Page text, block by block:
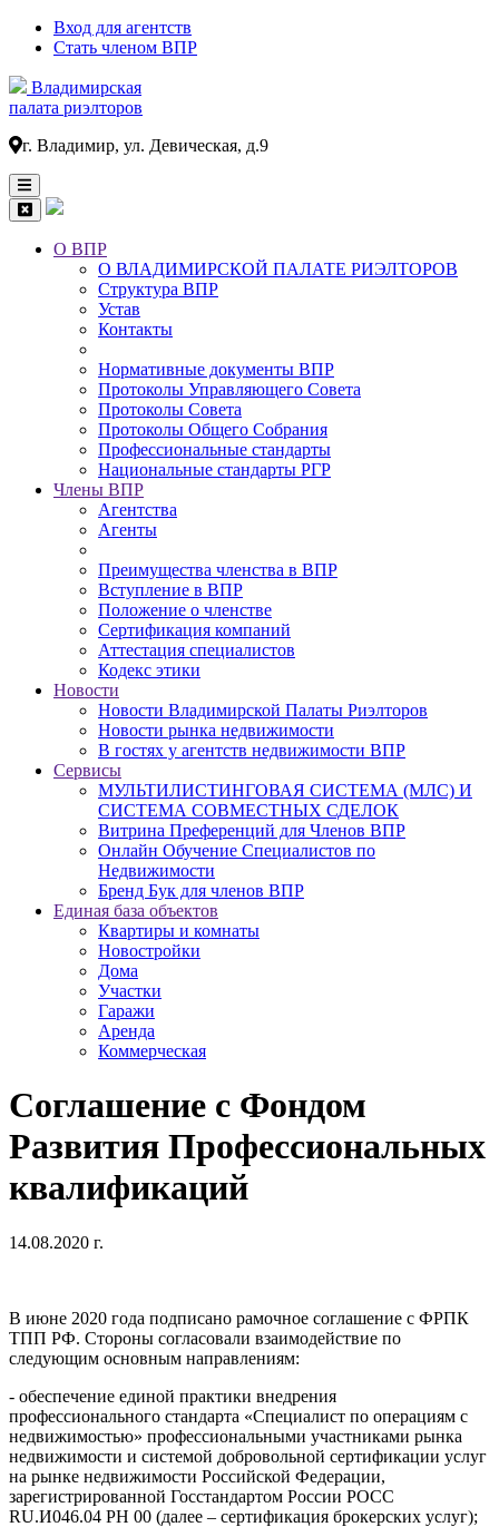
Вход для агентств
Стать членом ВПР
Владимирская
палата риэлторов
г. Владимир, ул. Девическая, д.9
Основная
навигация
О ВПР
О ВЛАДИМИРСКОЙ ПАЛАТЕ РИЭЛТОРОВ
Структура ВПР
Устав
Контакты
Нормативные документы ВПР
Протоколы Управляющего Совета
Протоколы Совета
Протоколы Общего Собрания
Профессиональные стандарты
Национальные стандарты РГР
Члены ВПР
Агентства
Агенты
Преимущества членства в ВПР
Вступление в ВПР
Положение о членстве
Сертификация компаний
Аттестация специалистов
Кодекс этики
Новости
Новости Владимирской Палаты Риэлторов
Новости рынка недвижимости
В гостях у агентств недвижимости ВПР
Сервисы
МУЛЬТИЛИСТИНГОВАЯ СИСТЕМА (МЛС) И
СИСТЕМА СОВМЕСТНЫХ СДЕЛОК
Витрина Преференций для Членов ВПР
Онлайн Обучение Специалистов по
Недвижимости
Бренд Бук для членов ВПР
Единая база объектов
Квартиры и комнаты
Новостройки
Дома
Участки
Гаражи
Аренда
Коммерческая
Соглашение с Фондом
Развития Профессиональных
квалификаций
14.08.2020 г.
В июне 2020 года подписано рамочное соглашение с ФРПК
ТПП РФ. Стороны согласовали взаимодействие по
следующим основным направлениям:
- обеспечение единой практики внедрения
профессионального стандарта «Специалист по операциям с
недвижимостью» профессиональными участниками рынка
недвижимости и системой добровольной сертификации услуг
на рынке недвижимости Российской Федерации,
зарегистрированной Госстандартом России РОСС
RU.И046.04 РН 00 (далее – сертификация брокерских услуг);